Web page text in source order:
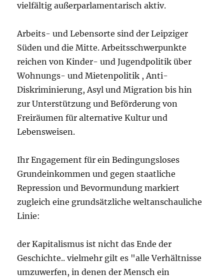
vielfältig außerparlamentarisch aktiv.
Arbeits- und Lebensorte sind der Leipziger
Süden und die Mitte. Arbeitsschwerpunkte
reichen von Kinder- und Jugendpolitik über
Wohnungs- und Mietenpolitik , Anti-
Diskriminierung, Asyl und Migration bis hin
zur Unterstützung und Beförderung von
Freiräumen für alternative Kultur und
Lebensweisen.
Ihr Engagement für ein Bedingungsloses
Grundeinkommen und gegen staatliche
Repression und Bevormundung markiert
zugleich eine grundsätzliche weltanschauliche
Linie:
der Kapitalismus ist nicht das Ende der
Geschichte.. vielmehr gilt es "alle Verhältnisse
umzuwerfen, in denen der Mensch ein